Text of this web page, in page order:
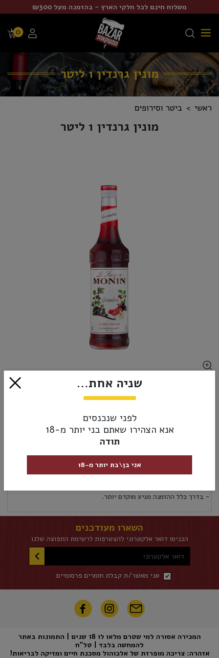
משלוח חינם לכל חלקי הארץ - בהזמנה מעל ₪300
0
מונין גרנדין 1 ליטר
ראשי ביטר וסירופים
מונין גרנדין 1 ליטר
₪79.00
מק”ט:3052910017873
- בדרך כלל ההזמנה מגיע מוקדם יותר.
השארו מעודכנים
הכניסו דואר אלקטרוני להצטרפות לרשימת התפוצה שלנו
דואר אלקטרוני
אני מאשר/ת קבלת חומרים פרסומיים
המכירה אסורה למי שטרם מלאו לו 18 שנים | התמונות באתר
להמחשה בלבד | טל"ח
אזהרה: צריכה מופרזת של אלכוהול מסכנת חיים ומזיקה לבריאות!
שניה אחת...
לפני שנכנסים
אנא הצהירו שאתם בני יותר מ-18
תודה
אני בן\בת יותר מ-18